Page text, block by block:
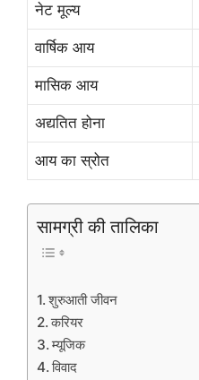
नेट मूल्य
वार्षिक आय
मासिक आय
अद्यतित होना
आय का स्रोत
सामग्री की तालिका
शुरुआती जीवन
करियर
म्यूजिक
विवाद